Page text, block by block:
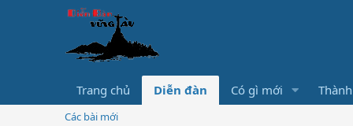
Trang chủ Diễn đàn Có gì mới
Các bài mới